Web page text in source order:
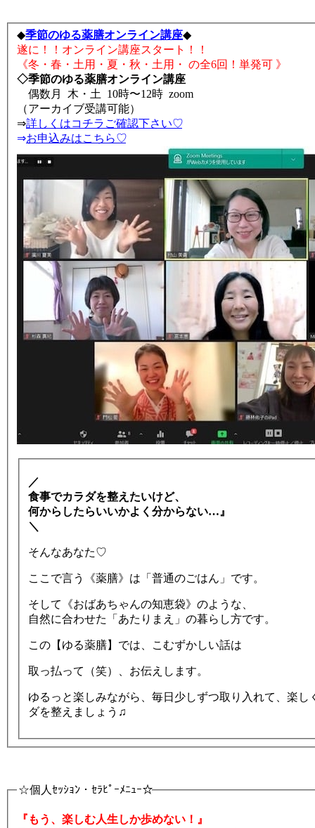
◆季節のゆる薬膳オンライン講座◆
遂に！！オンライン講座スタート！！
《冬・春・土用・夏・秋・土用・ の全6回！単発可 》
◇季節のゆる薬膳オンライン講座
偶数月 木・土 10時〜12時 zoom
（アーカイブ受講可能）
⇒詳しくはコチラご確認下さい♡
⇒お申込みはこちら♡
／
食事でカラダを整えたいけど、
何からしたらいいかよく分からない…』
＼
そんなあなた♡
ここで言う《薬膳》は「普通のごはん」です。
そして《おばあちゃんの知恵袋》のような、
自然に合わせた「あたりまえ」の暮らし方です。
この【ゆる薬膳】では、こむずかしい話は
取っ払って（笑）、お伝えします。
ゆるっと楽しみながら、毎日少しずつ取り入れて、楽
ダを整えましょう♫
☆個人ｾｯｼｮﾝ・ｾﾗﾋﾟｰﾒﾆｭｰ☆
『もう、楽しむ人生しか歩めない！』